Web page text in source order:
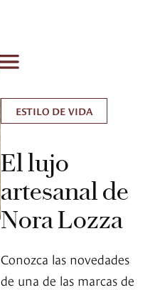
ESTILO DE VIDA
El lujo
artesanal de
Nora Lozza
Conozca las novedades
de una de las marcas de